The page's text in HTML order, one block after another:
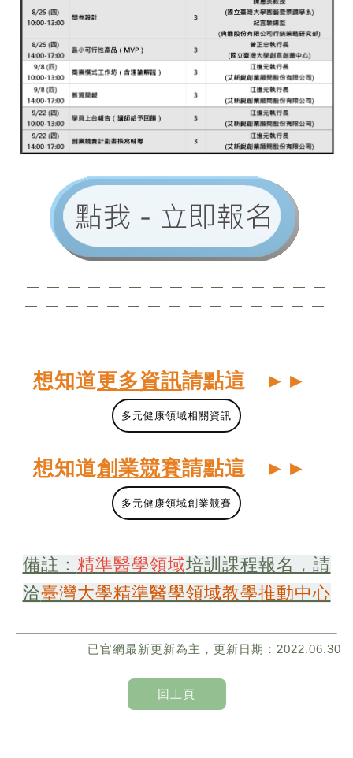
— — — — — — — — — — — — — — —
— — — — — — — — — — — — — — —
— — —
想知道更多資訊請點這 ► ►
多元健康領域相關資訊
想知道創業競賽請點這 ► ►
多元健康領域創業競賽
備註： 精準醫學領域培訓課程報名，請
洽臺灣大學精準醫學領域教學推動中心
已官網最新更新為主，更新日期：2022.06.30
回上頁